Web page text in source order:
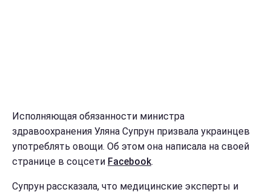
Исполняющая обязанности министра
здравоохранения Уляна Супрун призвала украинцев
употреблять овощи. Об этом она написала на своей
странице в соцсети Facebook.
Супрун рассказала, что медицинские эксперты и